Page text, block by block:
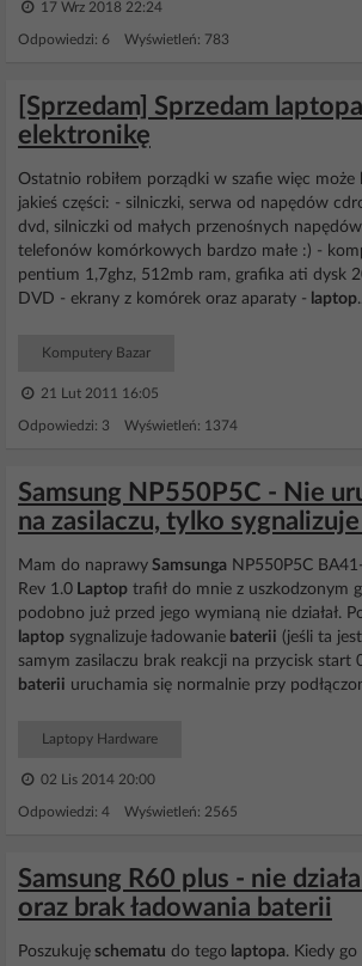
17 Wrz 2018 22:24
Odpowiedzi: 6 Wyświetleń: 783
[Sprzedam] Sprzedam
elektronikę
Ostatnio robiłem porządki w szafie więc może
jakieś części: - silniczki, serwa od napędów
dvd, silniczki od małych przenośnych
telefonów komórkowych bardzo małe :) -
pentium 1,7ghz, 512mb ram, grafika ati dysk
DVD - ekrany z komórek oraz aparaty - laptop
Komputery Bazar
21 Lut 2011 16:05
Odpowiedzi: 3 Wyświetleń: 1374
Samsung NP550P5C - Nie
na zasilaczu, tylko
Mam do naprawy Samsunga NP550P5C
Rev 1.0 Laptop trafił do mnie z uszkodzonym
podobno już przed jego wymianą nie działał.
laptop sygnalizuje ładowanie baterii (jeśli ta
samym zasilaczu brak reakcji na przycisk start
baterii uruchamia się normalnie przy
Laptopy Hardware
02 Lis 2014 20:00
Odpowiedzi: 4 Wyświetleń: 2565
Samsung R60 plus - nie
oraz brak ładowania baterii
Poszukuję schematu do tego laptopa. Kiedy